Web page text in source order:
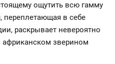
ощутить всю гамму
переплетающая в себе
раскрывает невероятно
зверином